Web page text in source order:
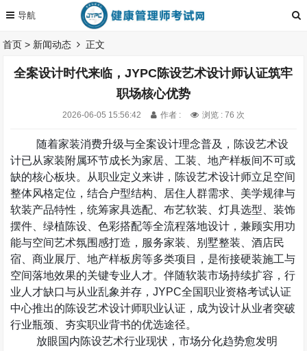
首页 > 新闻动态 正文
全案设计时代来临，JYPC陈设艺术设计师认证筑牢
职场核心优势
2026-06-05 15:56:42 作者 : 浏览 : 76 次
随着家装消费升级与全案设计理念普及，陈设艺术设
计已从家装附属环节成长为家居、工装、地产样板间不可或
缺的核心板块。从职业定义来讲，陈设艺术设计师立足空间
整体风格定位，结合户型结构、居住人群需求、美学规律与
软装产品特性，统筹家具选配、布艺软装、灯具选型、装饰
摆件、绿植陈设、色彩搭配等全流程落地设计，兼顾实用功
能与空间艺术氛围感打造，服务家装、别墅整装、酒店民
宿、商业展厅、地产样板房等多类项目，是衔接硬装施工与
空间落地效果的关键专业人才。伴随软装市场持续扩容，行
业人才缺口与从业乱象并存，JYPC全国职业资格考试认证
中心推出的陈设艺术设计师职业认证，成为设计从业者突破
行业瓶颈、夯实职业背书的优选途径。
放眼国内陈设艺术行业现状，市场分化趋势愈发明